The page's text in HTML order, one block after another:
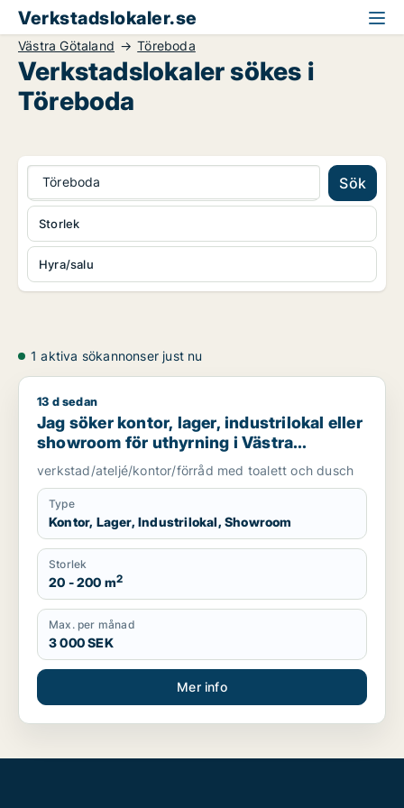
Verkstadslokaler.se
Västra Götaland Töreboda
Verkstadslokaler sökes i
Töreboda
Töreboda Sök
Hyra/salu
Storlek
1 aktiva sökannonser just nu
Jag söker kontor, lager, industrilokal eller showroom för
13 d sedan
Jag söker kontor, lager, industrilokal eller
showroom för uthyrning i Västra
Götaland
verkstad/ateljé/kontor/förråd med toalett och dusch
Type
Kontor, Lager, Industrilokal, Showroom
Storlek
20 - 200 m2
Max. per månad
3 000 SEK
Mer info